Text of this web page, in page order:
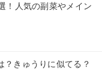
！人気の副菜やメイン
？きゅうりに似てる？